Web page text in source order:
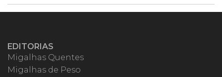
EDITORIAS
Migalhas Quentes
Migalhas de Peso